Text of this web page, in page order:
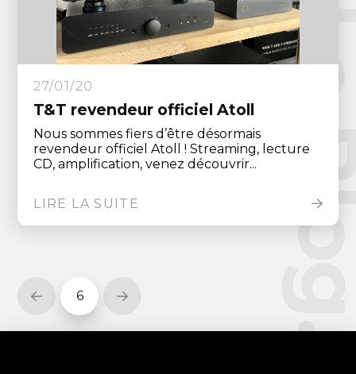
27/01/20
T&T revendeur officiel Atoll
Nous sommes fiers d’être désormais
revendeur officiel Atoll ! Streaming, lecture
CD, amplification, venez découvrir...
LIRE LA SUITE
Prev 6 Next Le